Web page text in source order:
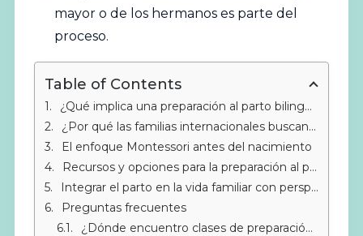
mayor o de los hermanos es parte del
proceso.
Table of Contents
¿Qué implica una preparación al parto bilingüe en Estepona?
¿Por qué las familias internacionales buscan formación en dos idiomas?
El enfoque Montessori antes del nacimiento
Recursos y opciones para la preparación al parto bilingüe en Estepona
Integrar el parto en la vida familiar con perspectiva Montessori
Preguntas frecuentes
¿Dónde encuentro clases de preparación al parto en inglés en Estepona?